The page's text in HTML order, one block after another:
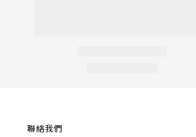
聯絡我們